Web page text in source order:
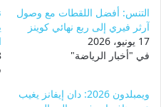
التنس: أفضل اللقطات مع وصول
آرثر فيري إلى ربع نهائي كوينز
17 يونيو، 2026
في "أخبار الرياضة"
8
ويمبلدون 2026: دان إيفانز يغيب